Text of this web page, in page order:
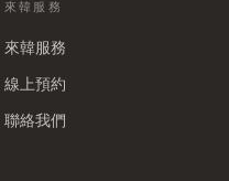
來韓服務
來韓服務
線上預約
聯絡我們